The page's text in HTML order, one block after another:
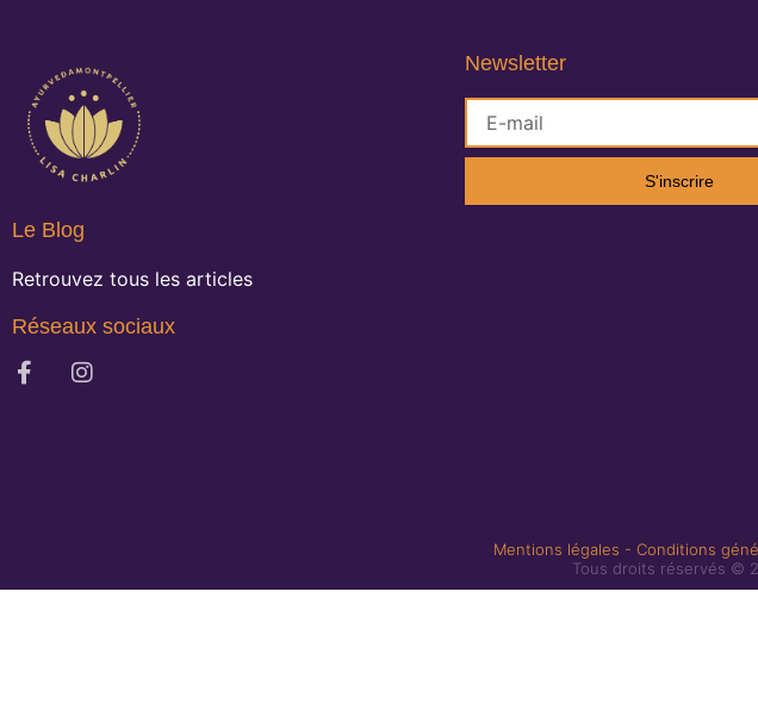
Le Blog
Retrouvez tous les articles
Réseaux sociaux
Newsletter
S'inscrire
Mentions légales - Conditions
Tous droits réservés ©